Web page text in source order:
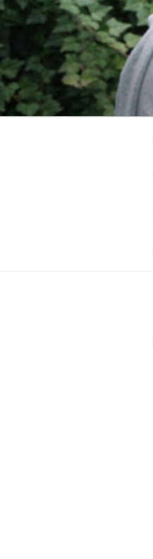
Aller
au
contenu
principal